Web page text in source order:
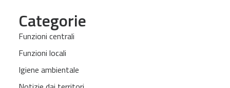
Categorie
Funzioni centrali
Funzioni locali
Igiene ambientale